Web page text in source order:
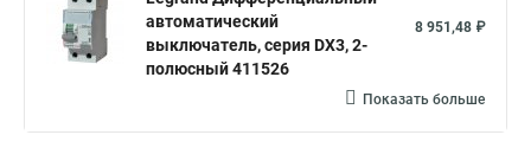
автоматический
выключатель, серия DX3, 2-
полюсный 411526
8 951,48 ₽
Показать больше